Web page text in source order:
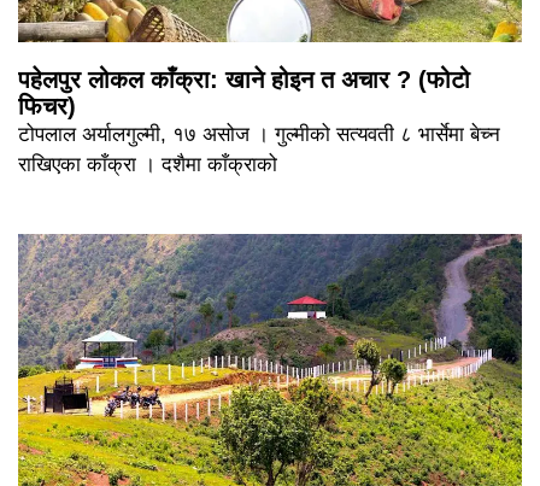
पहेलपुर लोकल काँक्रा: खाने होइन त अचार ? (फोटो
फिचर)
टोपलाल अर्यालगुल्मी, १७ असोज । गुल्मीको सत्यवती ८ भार्सेमा बेच्न
राखिएका काँक्रा । दशैमा काँक्राको